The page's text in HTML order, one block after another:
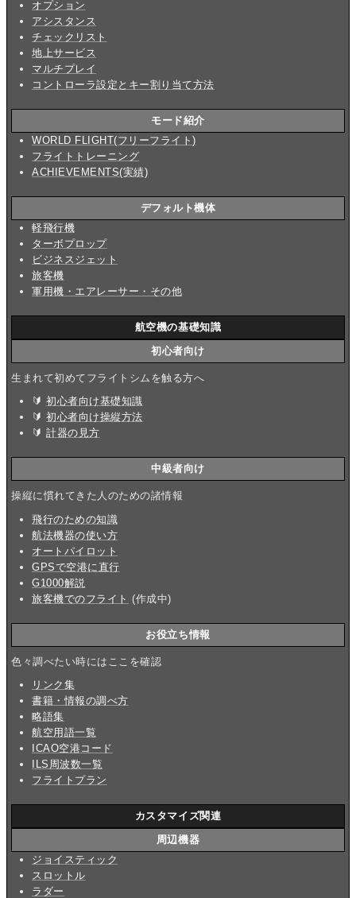
オプション
アシスタンス
チェックリスト
地上サービス
マルチプレイ
コントローラ設定とキー割り当て方法
モード紹介
WORLD FLIGHT(フリーフライト)
フライトトレーニング
ACHIEVEMENTS(実績)
デフォルト機体
軽飛行機
ターボプロップ
ビジネスジェット
旅客機
軍用機・エアレーサー・その他
航空機の基礎知識
初心者向け
生まれて初めてフライトシムを触る方へ
🔰初心者向け基礎知識
🔰初心者向け操縦方法
🔰計器の見方
中級者向け
操縦に慣れてきた人のための諸情報
飛行のための知識
航法機器の使い方
オートパイロット
GPSで空港に直行
G1000解説
旅客機でのフライト (作成中)
お役立ち情報
色々調べたい時にはここを確認
リンク集
書籍・情報の調べ方
略語集
航空用語一覧
ICAO空港コード
ILS周波数一覧
フライトプラン
カスタマイズ関連
周辺機器
ジョイスティック
スロットル
ラダー